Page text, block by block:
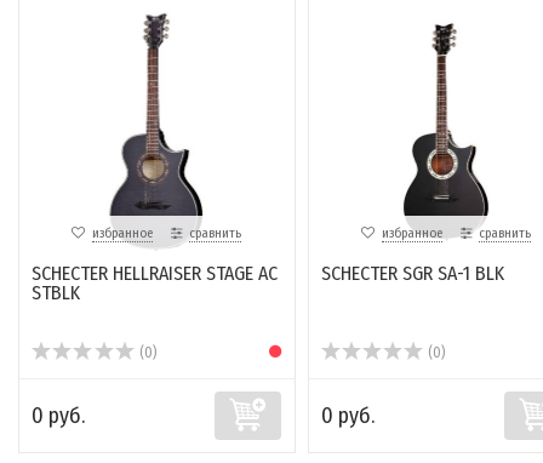
избранное сравнить
SCHECTER HELLRAISER STAGE AC
STBLK
(0)
0 руб.
избранное сравнить
SCHECTER SGR SA-1 BLK
(0)
0 руб.